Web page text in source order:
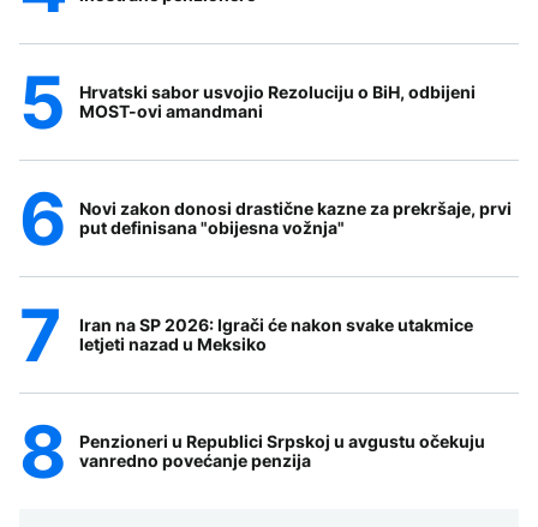
Hrvatski sabor usvojio Rezoluciju o BiH, odbijeni
MOST-ovi amandmani
Novi zakon donosi drastične kazne za prekršaje, prvi
put definisana "obijesna vožnja"
Iran na SP 2026: Igrači će nakon svake utakmice
letjeti nazad u Meksiko
Penzioneri u Republici Srpskoj u avgustu očekuju
vanredno povećanje penzija